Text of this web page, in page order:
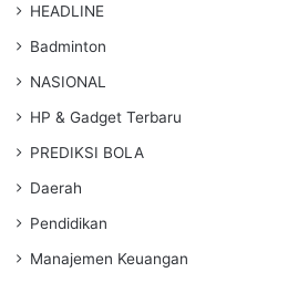
HEADLINE
Badminton
NASIONAL
HP & Gadget Terbaru
PREDIKSI BOLA
Daerah
Pendidikan
Manajemen Keuangan